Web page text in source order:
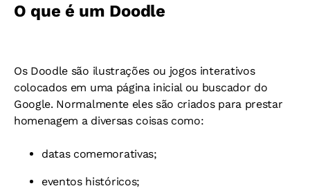
O que é um Doodle
Os Doodle são ilustrações ou jogos interativos
colocados em uma página inicial ou buscador do
Google. Normalmente eles são criados para prestar
homenagem a diversas coisas como:
datas comemorativas;
eventos históricos;